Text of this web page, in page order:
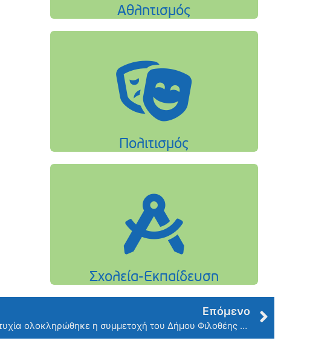
Επόμενο
Με απόλυτη επιτυχία ολοκληρώθηκε η συμμετοχή του Δήμου Φιλοθέης – Ψυχικού στην Attica Green Expo 2025